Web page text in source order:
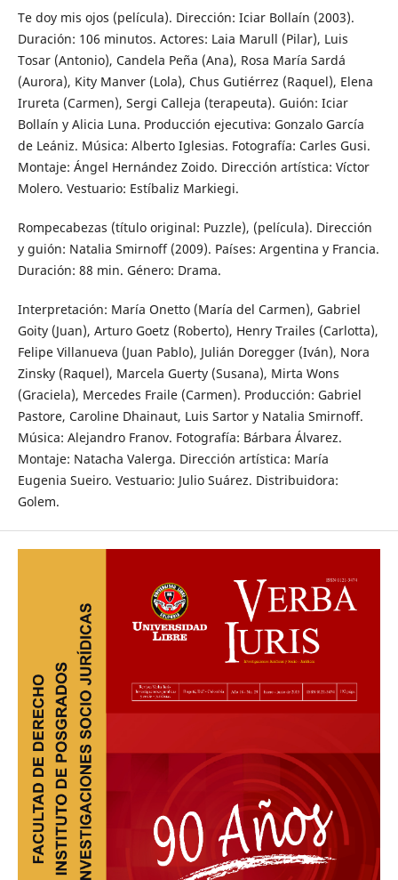
Te doy mis ojos (película). Dirección: Iciar Bollaín (2003).
Duración: 106 minutos. Actores: Laia Marull (Pilar), Luis
Tosar (Antonio), Candela Peña (Ana), Rosa María Sardá
(Aurora), Kity Manver (Lola), Chus Gutiérrez (Raquel), Elena
Irureta (Carmen), Sergi Calleja (terapeuta). Guión: Iciar
Bollaín y Alicia Luna. Producción ejecutiva: Gonzalo García
de Leániz. Música: Alberto Iglesias. Fotografía: Carles Gusi.
Montaje: Ángel Hernández Zoido. Dirección artística: Víctor
Molero. Vestuario: Estíbaliz Markiegi.
Rompecabezas (título original: Puzzle), (película). Dirección
y guión: Natalia Smirnoff (2009). Países: Argentina y Francia.
Duración: 88 min. Género: Drama.
Interpretación: María Onetto (María del Carmen), Gabriel
Goity (Juan), Arturo Goetz (Roberto), Henry Trailes (Carlotta),
Felipe Villanueva (Juan Pablo), Julián Doregger (Iván), Nora
Zinsky (Raquel), Marcela Guerty (Susana), Mirta Wons
(Graciela), Mercedes Fraile (Carmen). Producción: Gabriel
Pastore, Caroline Dhainaut, Luis Sartor y Natalia Smirnoff.
Música: Alejandro Franov. Fotografía: Bárbara Álvarez.
Montaje: Natacha Valerga. Dirección artística: María
Eugenia Sueiro. Vestuario: Julio Suárez. Distribuidora:
Golem.